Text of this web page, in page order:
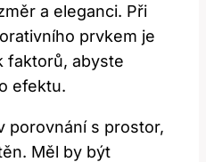
a eleganci. Při
prvkem je
faktorů, abyste
efektu.
porovnání s prostor,
Měl by být